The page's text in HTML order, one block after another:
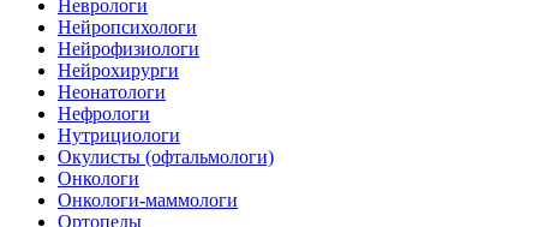
Неврологи
Нейропсихологи
Нейрофизиологи
Нейрохирурги
Неонатологи
Нефрологи
Нутрициологи
Окулисты (офтальмологи)
Онкологи
Онкологи-маммологи
Ортопеды